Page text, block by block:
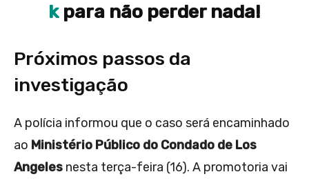
k para não perder nada!
Próximos passos da
investigação
A polícia informou que o caso será encaminhado
ao Ministério Público do Condado de Los
Angeles nesta terça-feira (16). A promotoria vai